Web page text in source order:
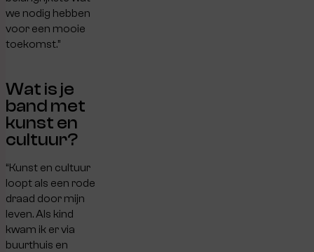
we nodig hebben
voor een mooie
toekomst.”
Wat is je
band met
kunst en
cultuur?
“Kunst en cultuur
loopt als een rode
draad door mijn
leven. Als kind
kwam ik er via
buurthuis en